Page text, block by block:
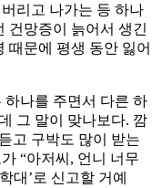
리고 나가는 등 하나
건망증이 늙어서 생긴
때문에 평생 동안 잃어
하나를 주면서 다른 하
그 말이 맞나보다. 깜
고 구박도 많이 받는
“아저씨, 언니 너무
대’로 신고할 거예